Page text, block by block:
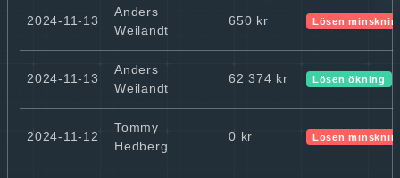
2024-11-13
Anders
Weilandt
650 kr Lösen
2024-11-13
Anders
Weilandt
62 374 kr Lösen ökning
2024-11-12
Tommy
Hedberg
0 kr Lösen